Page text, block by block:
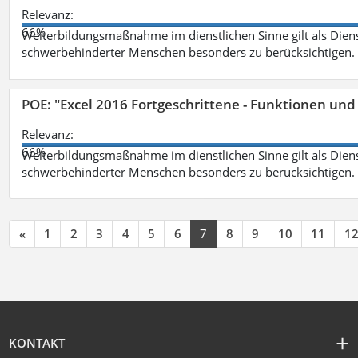
Relevanz:
66%
Weiterbildungsmaßnahme im dienstlichen Sinne gilt als
schwerbehinderter Menschen besonders zu berücksichtigen.
POE: "Excel 2016 Fortgeschrittene - Funktionen
Relevanz:
66%
Weiterbildungsmaßnahme im dienstlichen Sinne gilt als
schwerbehinderter Menschen besonders zu berücksichtigen.
« 1 2 3 4 5 6 7 8 9 10 11 12
KONTAKT